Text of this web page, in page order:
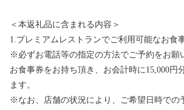
＜本返礼品に含まれる内容＞
1.プレミアムレストランでご利用可能なお食
※必ずお電話等の指定の方法でご予約をお願
お食事券をお持ち頂き、お会計時に15,000円
ます。
※なお、店舗の状況により、ご希望日時での